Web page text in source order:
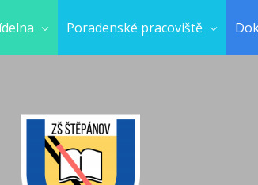
Poradenské pracoviště